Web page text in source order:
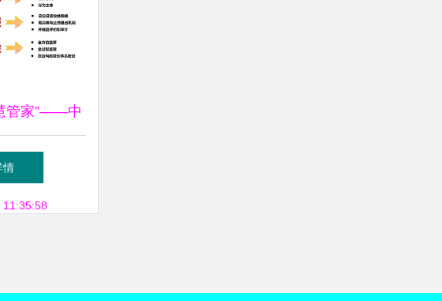
管家”——中
息系統項目
情
11:35:58